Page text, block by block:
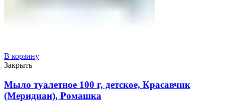
В корзину
Закрыть
Мыло туалетное 100 г, детское, Красавчик
(Меридиан), Ромашка